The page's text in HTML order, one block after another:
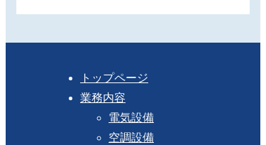
トップページ
業務内容
電気設備
空調設備